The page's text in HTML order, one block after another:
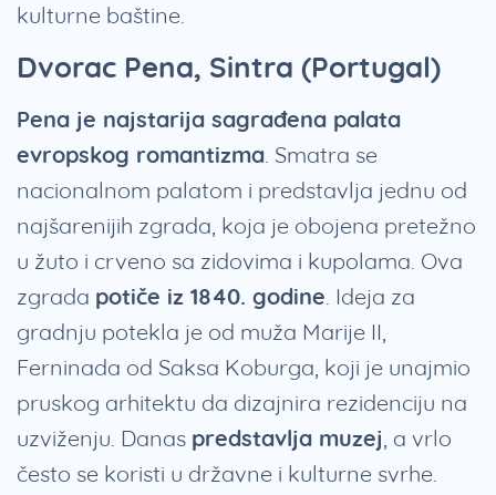
kulturne baštine.
Dvorac Pena, Sintra (Portugal)
Pena je najstarija sagrađena palata
evropskog romantizma. Smatra se
nacionalnom palatom i predstavlja jednu od
najšarenijih zgrada, koja je obojena pretežno
u žuto i crveno sa zidovima i kupolama. Ova
zgrada potiče iz 1840. godine. Ideja za
gradnju potekla je od muža Marije II,
Ferninada od Saksa Koburga, koji je unajmio
pruskog arhitektu da dizajnira rezidenciju na
uzviženju. Danas predstavlja muzej, a vrlo
često se koristi u državne i kulturne svrhe.